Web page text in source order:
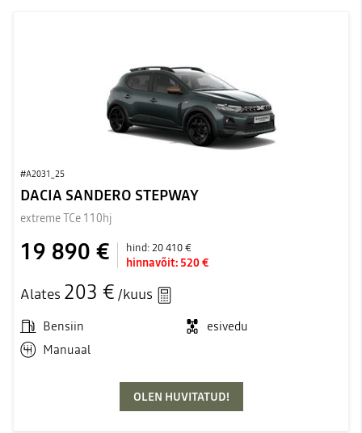
#A2031_25
DACIA SANDERO STEPWAY
extreme TCe 110hj
19 890 € hind:20 410 €
hinnavõit: 520 €
Alates 203 € /kuus
Bensiin
esivedu
Manuaal
OLEN HUVITATUD!